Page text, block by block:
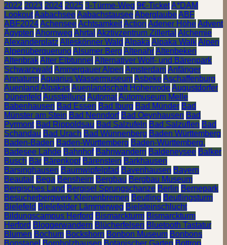
2022 2023 2024 2025 3-Türme-Weg 9€-TicketA*DAM
LookoutAabachseeAabachstauseeAberglaubeABF
ABF2024AchenseeAchtsamkeitAction Adener HöheAdvent
Ägypten Ahornweg Ahrtal Akztivzentrum Zillertal Alchemie
Alexanderplatz Alleskönner Wald Alpaka Alpaka WalkAlpen
Alpenüberquerung Alsumer Berg AltenahrAltenbeken
AltenbrakAlter Elbtunnel Alternativer Wolf- und Bärenpark
Schwarzwald Ammergauer Alpen AmsterdamAnfänger
AnnaturmAquarius WassermuseumAsbekeAschaffenburg
Auenland AlpakasAuenlandschaft HohenrodeAugustdorfer
Dünenfeld Ausstellung AutomatAutomuseum Melle
Babenhausen Bad Essen Bad Iburg Bad Münder Bad
Münster am Stein Bad Nenndorf Bad Oeynhausen Bad
Pyrmont Bad Rippoldsau Bad Salzufeln Bad Salzuflen Bad
Schandau Bad Urach Bad Wünnenberg Baden Württemberg
Baden-Baden Baden-Württemberg Baden-Württemberg.
Badesee Lahde Bahnhof Bahnwandern Baldeneysee Balker
Busch Bär Bärenkopf Bärenstein Barkhausen
Barsinghausen Baumwipfelpfad Bavenhausen Bayern
Beautail
Bega Bensheim Bergbau Bergbau Museum
Bergisches Land Bergisel Sprungschanze Berlin Bernepark
Besucherbergwerk Kleinenbremen Beutling Beutlingsturm
Bielefeld Bielefelder Lämmerweg Bielsteinschlucht
Bildungscampus Herford Bismarckturm Bismarckturm
Herford Bloggerwandern Blücherfelsen Bluetooth Tastatur
Blumen Bochum Bockshorn Bonbon Museum Bonbons
Bonstapel Borgholzhausen Botanischer Garten Bottrop